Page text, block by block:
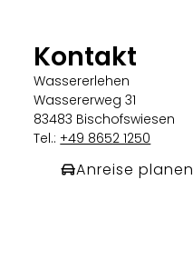
Kontakt
Wassererlehen
Wassererweg 31
83483 Bischofswiesen
Tel.:+49 8652 1250
Anreise planen